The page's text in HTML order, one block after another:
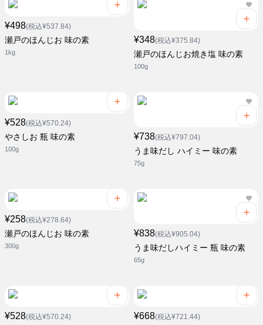
¥498(税込¥537.84)
瀬戸のほんじお 味の素
1kg
¥348(税込¥375.84)
瀬戸のほんじお焼き塩 味の素
100g
¥528(税込¥570.24)
やさしお 瓶 味の素
100g
¥738(税込¥797.04)
うま味だし ハイミー 味の素
75g
¥258(税込¥278.64)
瀬戸のほんじお 味の素
300g
¥838(税込¥905.04)
うま味だしハイミー 瓶 味の素
65g
¥528(税込¥570.24) ¥668(税込¥721.44)